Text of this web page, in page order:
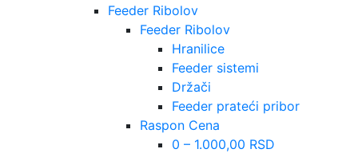
Feeder Ribolov
Feeder Ribolov
Hranilice
Feeder sistemi
Držači
Feeder prateći pribor
Raspon Cena
0 – 1.000,00 RSD